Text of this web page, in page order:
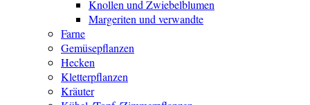
Knollen und Zwiebelblumen
Margeriten und verwandte
Farne
Gemüsepflanzen
Hecken
Kletterpflanzen
Kräuter